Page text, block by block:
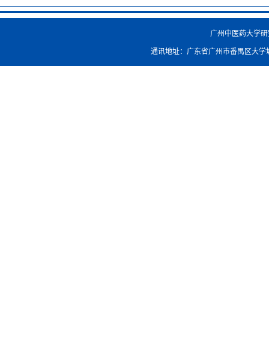
广州中医药大学
通讯地址：广东省广州市番禺区大